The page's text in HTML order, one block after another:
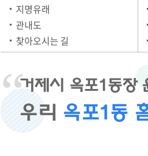
지명유래
관내도
찾아오시는 길
거제시 옥포1동장
우리 옥포1동